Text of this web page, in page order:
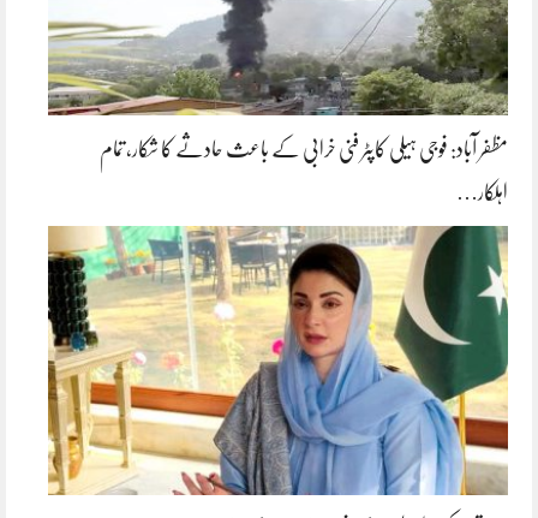
مظفر آباد: فوجی ہیلی کاپٹر فنی خرابی کے باعث حادثے کا شکار، تمام
اہلکار…